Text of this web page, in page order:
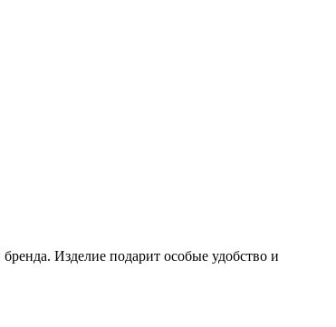
Изделие подарит особые удобство и